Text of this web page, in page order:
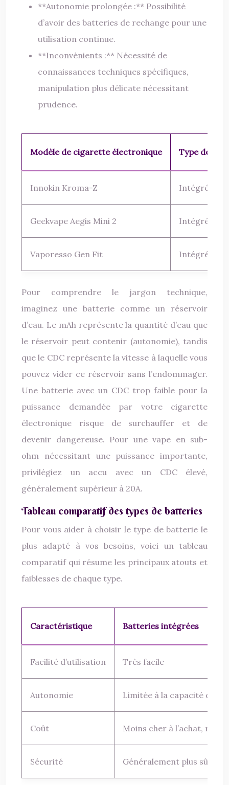
**Autonomie prolongée :** Possibilité
d’avoir des batteries de rechange pour une
utilisation continue.
**Inconvénients :** Nécessité de
connaissances techniques spécifiques,
manipulation plus délicate nécessitant
prudence.
Modèle de cigarette électronique Type de
Innokin Kroma-Z Intégrée
Geekvape Aegis Mini 2 Intégrée
Vaporesso Gen Fit Intégrée
Pour comprendre le jargon technique,
imaginez une batterie comme un réservoir
d’eau. Le mAh représente la quantité d’eau que
le réservoir peut contenir (autonomie), tandis
que le CDC représente la vitesse à laquelle vous
pouvez vider ce réservoir sans l’endommager.
Une batterie avec un CDC trop faible pour la
puissance demandée par votre cigarette
électronique risque de surchauffer et de
devenir dangereuse. Pour une vape en sub-
ohm nécessitant une puissance importante,
privilégiez un accu avec un CDC élevé,
généralement supérieur à 20A.
Tableau comparatif des types de batteries
Pour vous aider à choisir le type de batterie le
plus adapté à vos besoins, voici un tableau
comparatif qui résume les principaux atouts et
faiblesses de chaque type.
Caractéristique Batteries intégrées
Facilité d’utilisation Très facile
Autonomie Limitée à la capacité de la
Coût Moins cher à l’achat,
Sécurité Généralement plus sûres